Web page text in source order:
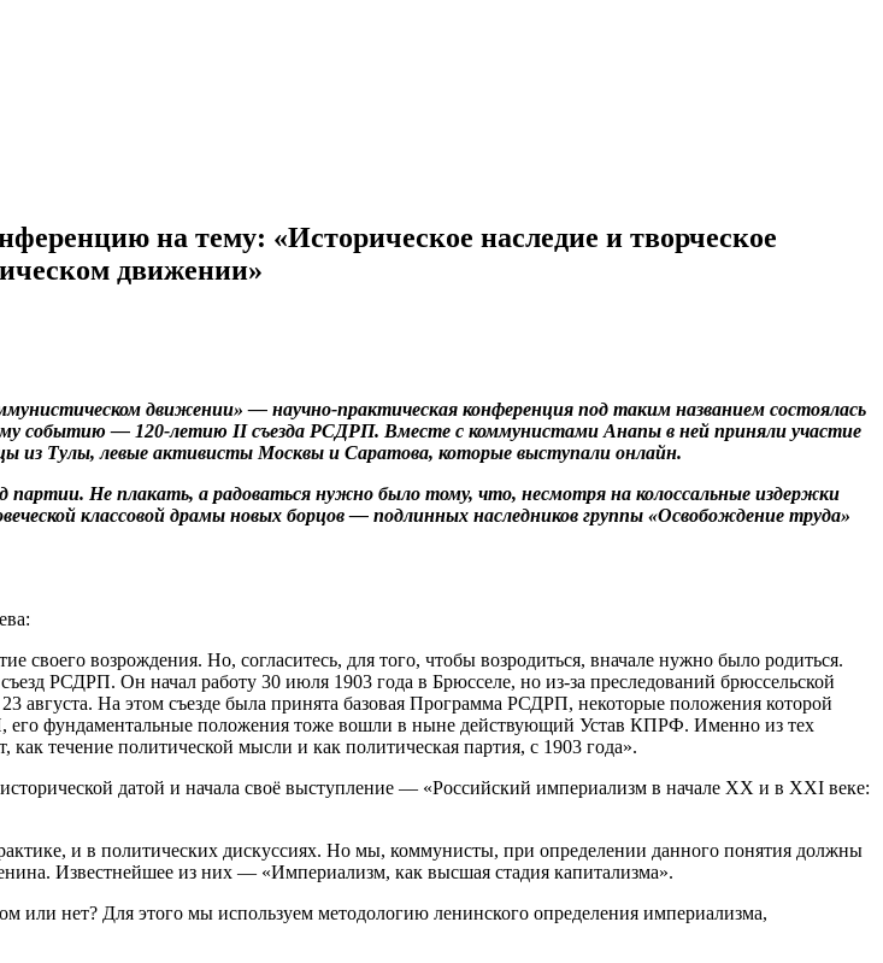
на тему: «Историческое наследие и творческое
движении»
движении» — научно-практическая конференция под таким названием состоялась
событию — 120-летию II съезда РСДРП. Вместе с коммунистами Анапы в ней приняли участие
из Тулы, левые активисты Москвы и Саратова, которые выступали онлайн.
партии. Не плакать, а радоваться нужно было тому, что, несмотря на колоссальные издержки
классовой драмы новых борцов — подлинных наследников группы «Освобождение труда»
возрождения. Но, согласитесь, для того, чтобы возродиться, вначале нужно было родиться.
РСДРП. Он начал работу 30 июля 1903 года в Брюсселе, но из-за преследований брюссельской
августа. На этом съезде была принята базовая Программа РСДРП, некоторые положения которой
фундаментальные положения тоже вошли в ныне действующий Устав КПРФ. Именно из тех
течение политической мысли и как политическая партия, с 1903 года».
датой и начала своё выступление — «Российский империализм в начале ХХ и в ХХI веке:
и в политических дискуссиях. Но мы, коммунисты, при определении данного понятия должны
Известнейшее из них — «Империализм, как высшая стадия капитализма».
или нет? Для этого мы используем методологию ленинского определения империализма,